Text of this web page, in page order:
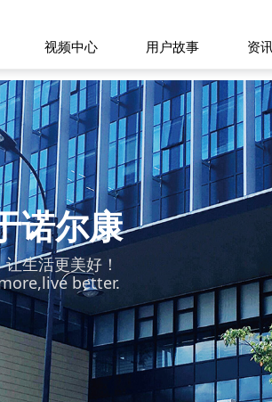
视频中心 用户故事 资
诺尔康
生活更美好！
better.